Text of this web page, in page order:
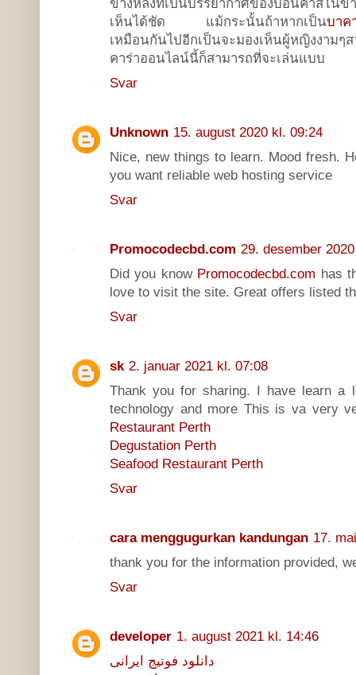
ข้างหลังที่เป็นบรรยากาศของบ่อนคาสิโนข
เห็นได้ชัด แม้กระนั้นถ้าหากเป็นบาค
เหมือนกันไปอีกเป็นจะมองเห็นผู้หญิงงามๆ
คาร่าออนไลน์นี้ก็สามารถที่จะเล่นแบบ
Svar
Unknown 15. august 2020 kl. 09:24
Nice, new things to learn. Mood fresh.
you want reliable web hosting service
Svar
Promocodecbd.com 29. desember
Did you know Promocodecbd.com has
love to visit the site. Great offers listed
Svar
sk 2. januar 2021 kl. 07:08
Thank you for sharing. I have learn a
technology and more This is va very
Restaurant Perth
Degustation Perth
Seafood Restaurant Perth
Svar
cara menggugurkan kandungan 17.
thank you for the information provided,
Svar
developer 1. august 2021 kl. 14:46
دانلود فوتیج ایرانی